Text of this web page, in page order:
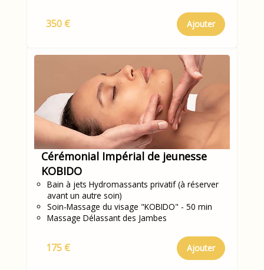
350 € Ajouter
Cérémonial Impérial de jeunesse
KOBIDO
Bain à jets Hydromassants privatif (à réserver
avant un autre soin)
Soin-Massage du visage "KOBIDO" - 50 min
Massage Délassant des Jambes
175 € Ajouter